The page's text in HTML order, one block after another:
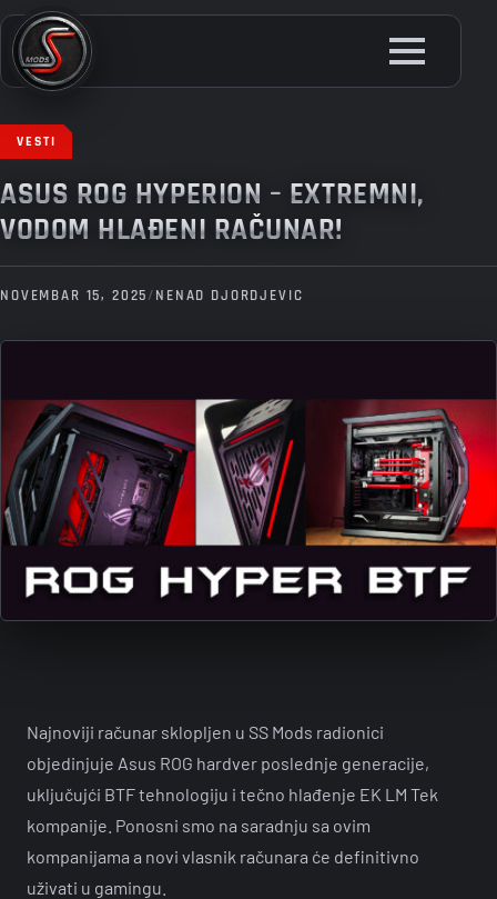
Skip
to
main
VESTI
ASUS ROG HYPERION – EXTREMNI,
VODOM HLAĐENI RAČUNAR!
NOVEMBAR 15, 2025/NENAD DJORDJEVIC
Najnoviji računar sklopljen u SS Mods radionici
objedinjuje Asus ROG hardver poslednje generacije,
uključujći BTF tehnologiju i tečno hlađenje EK LM Tek
kompanije. Ponosni smo na saradnju sa ovim
kompanijama a novi vlasnik računara će definitivno
uživati u gamingu.